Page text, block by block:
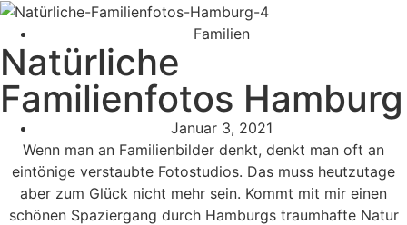
Familien
Natürliche
Familienfotos Hamburg
Januar 3, 2021
Wenn man an Familienbilder denkt, denkt man oft an
eintönige verstaubte Fotostudios. Das muss heutzutage
aber zum Glück nicht mehr sein. Kommt mit mir einen
schönen Spaziergang durch Hamburgs traumhafte Natur